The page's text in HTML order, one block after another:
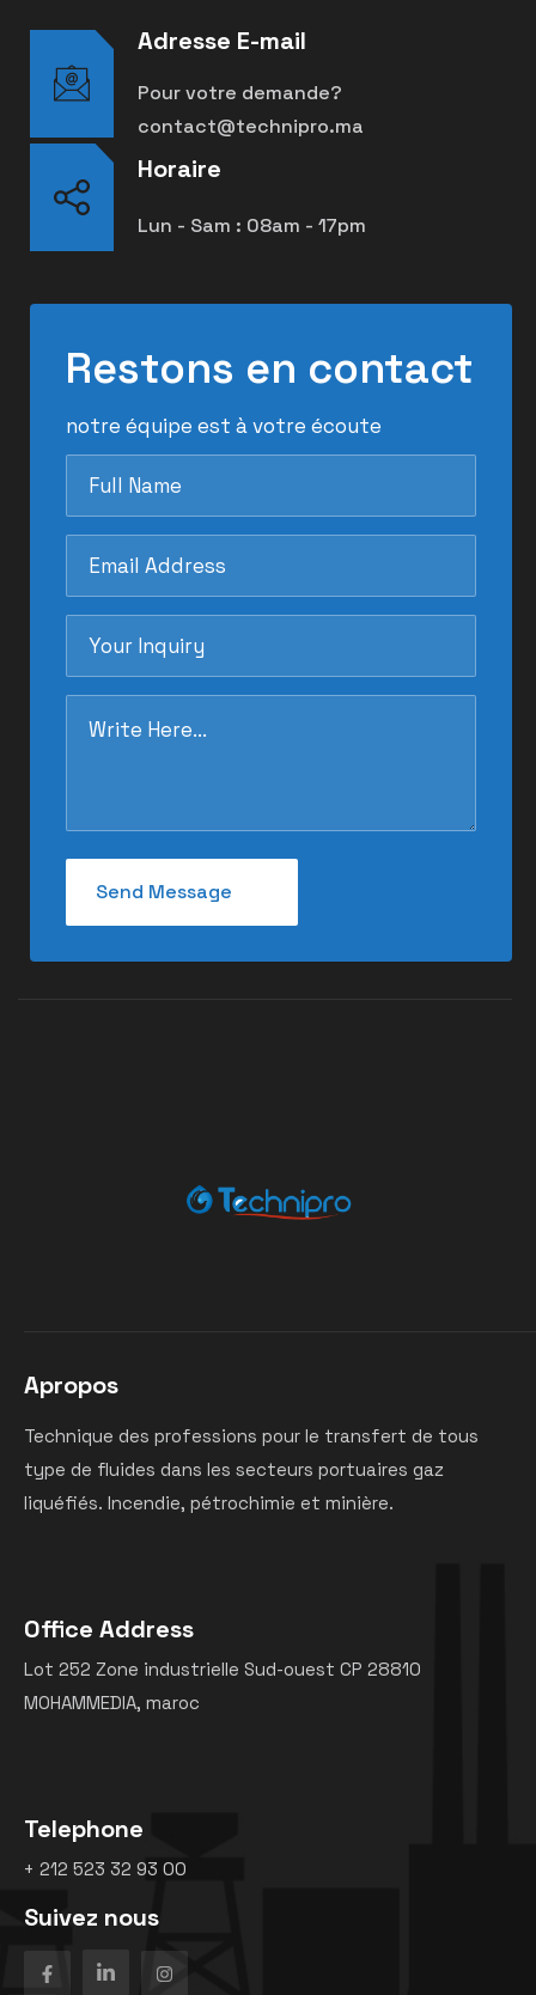
Adresse E-mail
Pour votre demande?
contact@technipro.ma
Horaire
Lun - Sam : 08am - 17pm
Restons en contact
notre équipe est à votre écoute
Apropos
Technique des professions pour le transfert de tous
type de fluides dans les secteurs portuaires gaz
liquéfiés. Incendie, pétrochimie et minière.
Office Address
Lot 252 Zone industrielle Sud-ouest CP 28810
MOHAMMEDIA, maroc
Telephone
+ 212 523 32 93 00
Suivez nous